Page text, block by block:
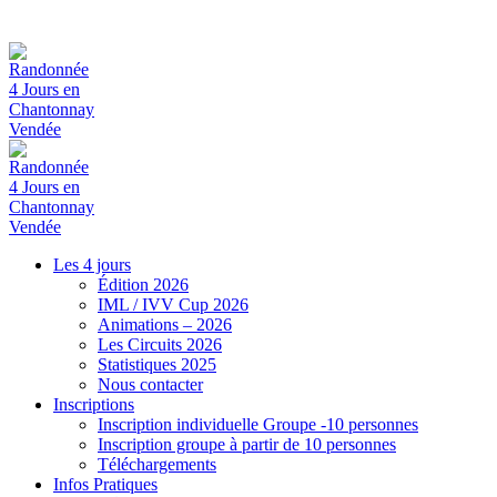
Les 4 jours
Édition 2026
IML / IVV Cup 2026
Animations – 2026
Les Circuits 2026
Statistiques 2025
Nous contacter
Inscriptions
Inscription individuelle Groupe -10 personnes
Inscription groupe à partir de 10 personnes
Téléchargements
Infos Pratiques